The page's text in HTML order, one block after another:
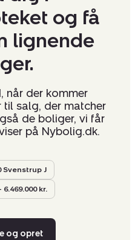
og få
lignende
når der kommer
til salg, der matcher
de boliger, vi får
på Nybolig.dk.
Svenstrup J
6.469.000 kr.
og opret